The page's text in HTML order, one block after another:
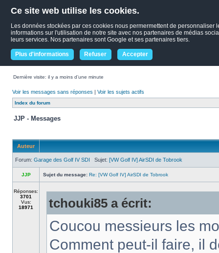
Ce site web utilise les cookies.
Les données stockées par ces cookies nous permermettent de
informations sur l'utilisation de notre site avec nos partenaires de médias
leurs services. Nos partenaires sont Google et ses partenaires tiers.
Plus d'informations Refuser Accepter
Dernière visite: il y a moins d’une minute
Voir les messages sans réponses | Voir les sujets actifs
Index du forum
JJP - Messages
Auteur
Forum: Garage des Golf IV SDI Sujet: [VW Golf IV] AirSDI de Tobrook
JJP Sujet du message: Re: [VW Golf IV] AirSDI de Tobrook
Réponses:
3701
Vus:
18971
tchouki85 a écrit:
Coucou messieurs les
Comment peut-il faire, il